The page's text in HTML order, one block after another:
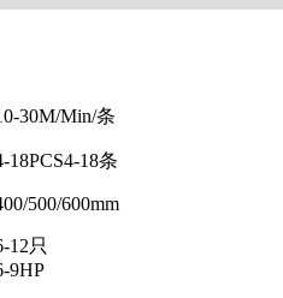
30M/Min/条
18PCS4-18条
500/600mm
12只
9HP